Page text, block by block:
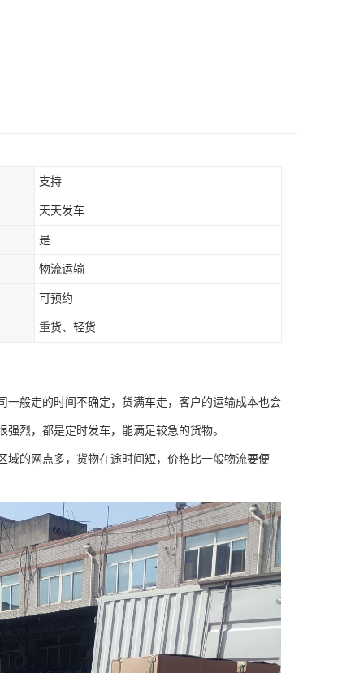
支持
天天发车
是
物流运输
可预约
重货、轻货
般走的时间不确定，货满车走，客户的运输成本也会
烈，都是定时发车，能满足较急的货物。
的网点多，货物在途时间短，价格比一般物流要便